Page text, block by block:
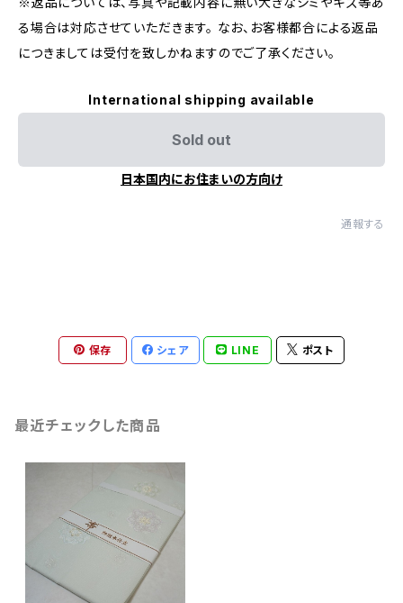
る場合は対応させていただきます。 なお、お客様都合による返品
につきましては受付を致しかねますのでご了承ください。
International shipping available
Sold out
日本国内にお住まいの方向け
通報する
保存 シェア LINE ポスト
最近チェックした商品